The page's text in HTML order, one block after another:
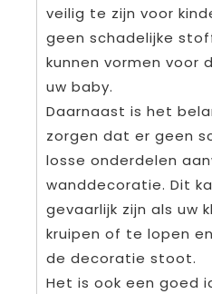
veilig te zijn voor
geen schadelijke
kunnen vormen voor
uw baby.
Daarnaast is het
zorgen dat er geen
losse onderdelen
wanddecoratie. Dit
gevaarlijk zijn als uw
kruipen of te lopen
de decoratie stoot.
Het is ook een goed